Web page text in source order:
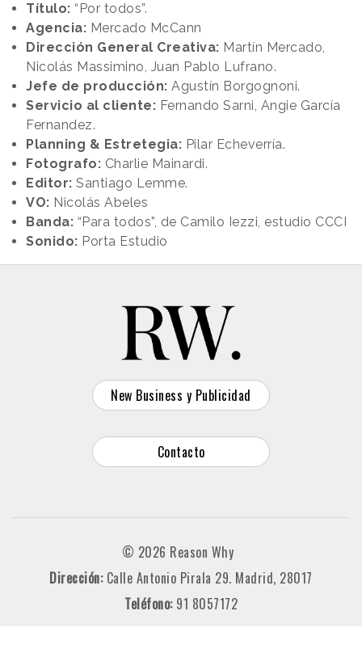
Título: “Por todos”.
Agencia: Mercado McCann
Dirección General Creativa: Martín Mercado,
Nicolás Massimino, Juan Pablo Lufrano.
Jefe de producción: Agustín Borgognoni.
Servicio al cliente: Fernando Sarni, Angie García
Fernandez.
Planning & Estretegia: Pilar Echeverría.
Fotografo: Charlie Mainardi.
Editor: Santiago Lemme.
VO: Nicolás Abeles
Banda: “Para todos”, de Camilo Iezzi, estudio CCCI
Sonido: Porta Estudio
New Business y Publicidad
Contacto
© 2026 Reason Why
Dirección: Calle Antonio Pirala 29. Madrid, 28017
Teléfono: 91 8057172